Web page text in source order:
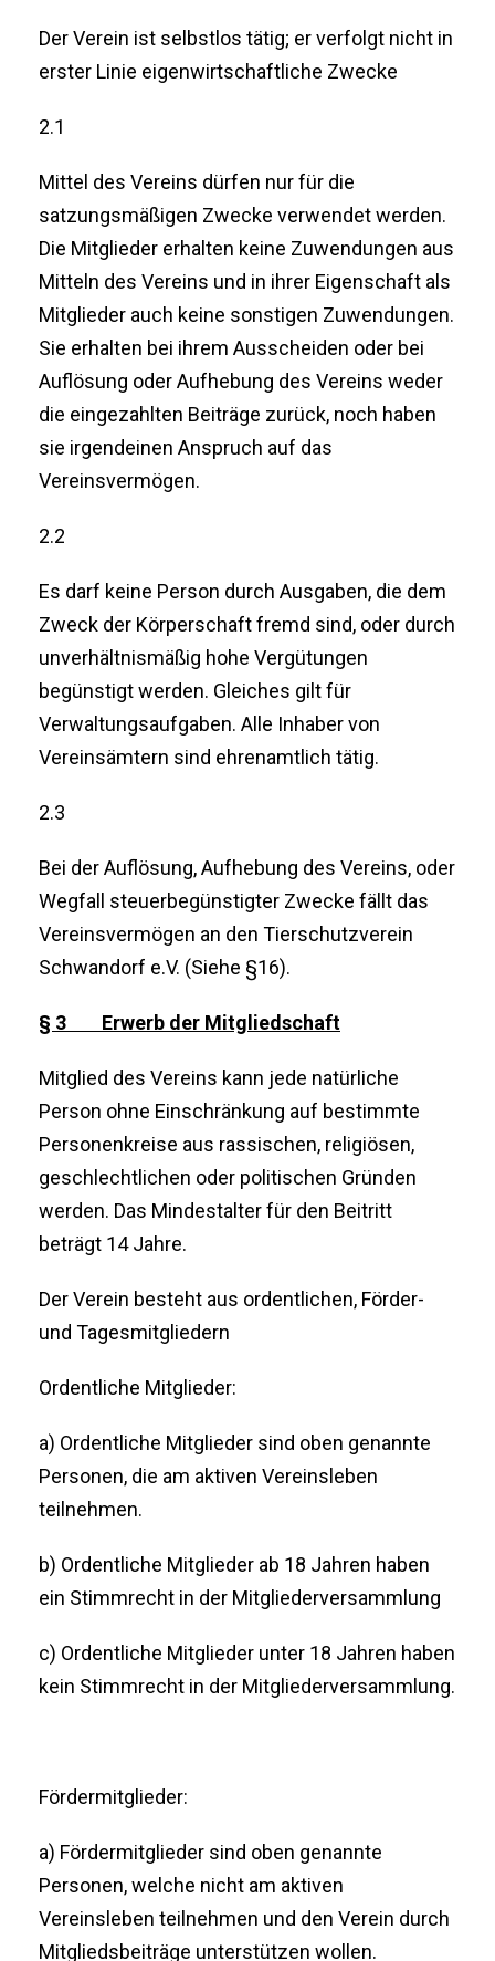
Der Verein ist selbstlos tätig; er verfolgt nicht in
erster Linie eigenwirtschaftliche Zwecke
2.1
Mittel des Vereins dürfen nur für die
satzungsmäßigen Zwecke verwendet werden.
Die Mitglieder erhalten keine Zuwendungen aus
Mitteln des Vereins und in ihrer Eigenschaft als
Mitglieder auch keine sonstigen Zuwendungen.
Sie erhalten bei ihrem Ausscheiden oder bei
Auflösung oder Aufhebung des Vereins weder
die eingezahlten Beiträge zurück, noch haben
sie irgendeinen Anspruch auf das
Vereinsvermögen.
2.2
Es darf keine Person durch Ausgaben, die dem
Zweck der Körperschaft fremd sind, oder durch
unverhältnismäßig hohe Vergütungen
begünstigt werden. Gleiches gilt für
Verwaltungsaufgaben. Alle Inhaber von
Vereinsämtern sind ehrenamtlich tätig.
2.3
Bei der Auflösung, Aufhebung des Vereins, oder
Wegfall steuerbegünstigter Zwecke fällt das
Vereinsvermögen an den Tierschutzverein
Schwandorf e.V. (Siehe §16).
§ 3 Erwerb der Mitgliedschaft
Mitglied des Vereins kann jede natürliche
Person ohne Einschränkung auf bestimmte
Personenkreise aus rassischen, religiösen,
geschlechtlichen oder politischen Gründen
werden. Das Mindestalter für den Beitritt
beträgt 14 Jahre.
Der Verein besteht aus ordentlichen, Förder-
und Tagesmitgliedern
Ordentliche Mitglieder:
a) Ordentliche Mitglieder sind oben genannte
Personen, die am aktiven Vereinsleben
teilnehmen.
b) Ordentliche Mitglieder ab 18 Jahren haben
ein Stimmrecht in der Mitgliederversammlung
c) Ordentliche Mitglieder unter 18 Jahren haben
kein Stimmrecht in der Mitgliederversammlung.
Fördermitglieder:
a) Fördermitglieder sind oben genannte
Personen, welche nicht am aktiven
Vereinsleben teilnehmen und den Verein durch
Mitgliedsbeiträge unterstützen wollen.​